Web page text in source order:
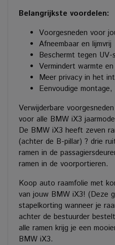
Belangrijkste voordelen:
Voorgesneden voor
Afneembaar en lijmvrij
Beschermt tegen UV-
Vermindert warmte
Meer privacy in het
Eenvoudige
Verwijderbare
voor alle BMW iX3
De BMW iX3 heeft zeven
(achter de B-pillar) ? drie
ramen in de
ramen in de voorportieren.
Koop auto raamfolie met
van jouw BMW iX3! (Deze
stapelkorting wanneer je
achter de bestuurder
alle ramen krijg je een
BMW iX3.